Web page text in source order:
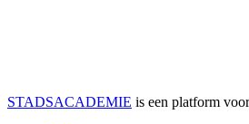
STADSACADEMIE is een platform